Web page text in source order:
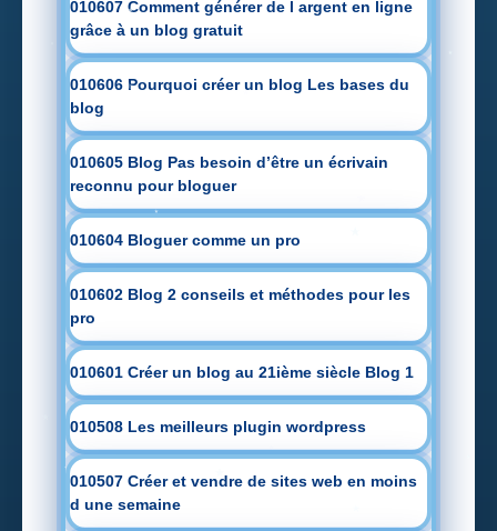
010607 Comment générer de l argent en ligne
grâce à un blog gratuit
010606 Pourquoi créer un blog Les bases du
blog
010605 Blog Pas besoin d’être un écrivain
reconnu pour bloguer
010604 Bloguer comme un pro
010602 Blog 2 conseils et méthodes pour les
pro
010601 Créer un blog au 21ième siècle Blog 1
010508 Les meilleurs plugin wordpress
010507 Créer et vendre de sites web en moins
d une semaine